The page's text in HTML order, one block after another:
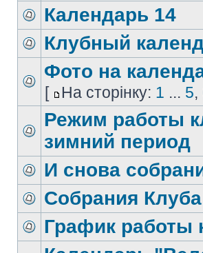
Календарь 14
Клубный
Фото на
[ На сторінку: 1 ... 5,
Режим работы
зимний период
И снова
Собрания Клуба
График работы